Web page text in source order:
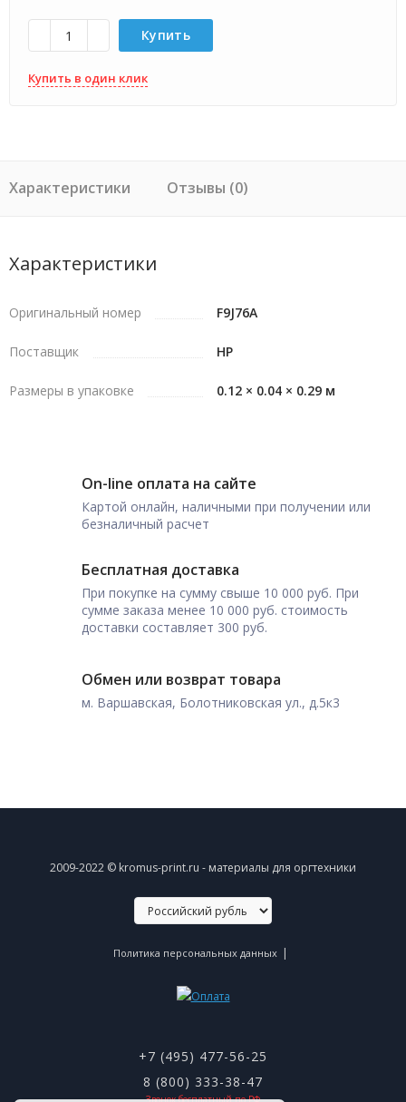
Купить
Купить в один клик
Характеристики Отзывы (0)
Характеристики
Оригинальный номер F9J76A
Поставщик HP
Размеры в упаковке 0.12 × 0.04 × 0.29 м
On-line оплата на сайте
Картой онлайн, наличными при получении или
безналичный расчет
Бесплатная доставка
При покупке на сумму свыше 10 000 руб. При
сумме заказа менее 10 000 руб. стоимость
доставки составляет 300 руб.
Обмен или возврат товара
м. Варшавская, Болотниковская ул., д.5к3
2009-2022 © kromus-print.ru - материалы для оргтехники
Политика персональных данных |
+7 (495) 477-56-25
8 (800) 333-38-47
Звонок бесплатный по РФ